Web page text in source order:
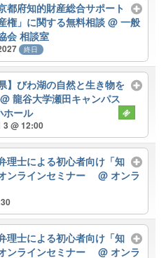
都府知的財産総合サポート
権」に関する無料相談@ 一般
会 相談室
終日
】びわ湖の自然と生き物を
@ 龍谷大学瀬田キャンパス
ール
3 @ 12:00
理士による初心者向け「知
ンラインセミナー@ オンラ
理士による初心者向け「知
ンラインセミナー@ オンラ